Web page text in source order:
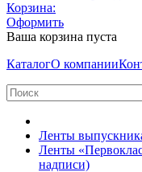
Корзина:
Оформить
Ваша корзина пуста
КаталогО компании
Ленты
Ленты
надписи)